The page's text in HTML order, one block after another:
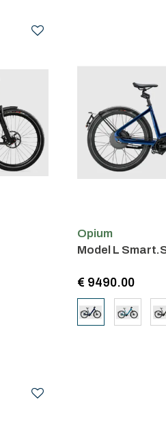
Opium
Model L
€ 9490.00